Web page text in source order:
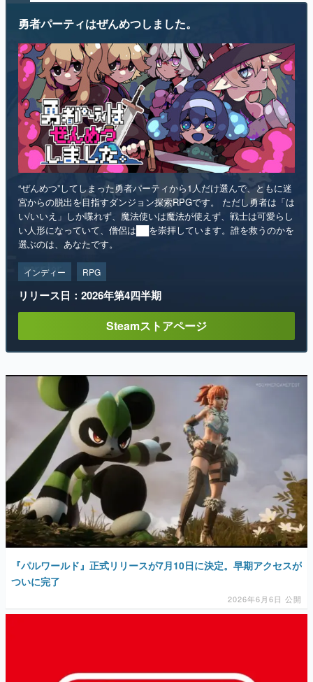
勇者パーティはぜんめつしました。
“ぜんめつ”してしまった勇者パーティから1人だけ選んで、ともに迷
宮からの脱出を目指すダンジョン探索RPGです。 ただし勇者は「は
い/いいえ」しか喋れず、魔法使いは魔法が使えず、戦士は可愛らし
い人形になっていて、僧侶は██を崇拝しています。誰を救うのかを
選ぶのは、あなたです。
インディー RPG
リリース日：2026年第4四半期
Steamストアページ
『パルワールド』正式リリースが7月10日に決定。早期アクセスが
ついに完了
2026年6月6日 公開